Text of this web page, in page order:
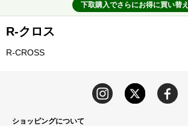
下取購入でさらにお得に買い替え
R-クロス
R-CROSS
ショッピングについて